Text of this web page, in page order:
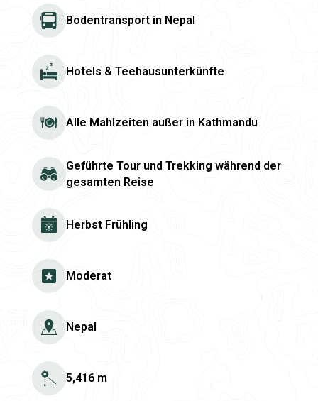
Bodentransport in Nepal
Hotels & Teehausunterkünfte
Alle Mahlzeiten außer in Kathmandu
Geführte Tour und Trekking während der
gesamten Reise
Herbst Frühling
Moderat
Nepal
5,416 m